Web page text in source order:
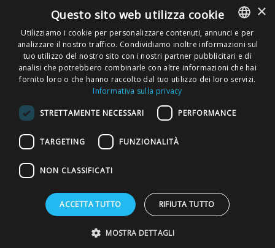
26 Mag, 2026
RICHIEDI UN PREVENTIVO
DIVENTA TRASPORTATORE
Copyright © Susa S.p.A. P.iva
00148710544
Privacy Policy Privacy download
ITALIAN
ENGLISH
×
Questo sito web utilizza cookie
Utilizziamo i cookie per personalizzare contenuti, annunci e per
analizzare il nostro traffico. Condividiamo inoltre informazioni sul
tuo utilizzo del nostro sito con i nostri partner pubblicitari e di
analisi che potrebbero combinarle con altre informazioni che hai
fornito loro o che hanno raccolto dal tuo utilizzo dei loro servizi.
Informativa sulla privacy
STRETTAMENTE NECESSARI PERFORMANCE
TARGETING FUNZIONALITÀ
NON CLASSIFICATI
ACCETTA TUTTO RIFIUTA TUTTO
MOSTRA DETTAGLI